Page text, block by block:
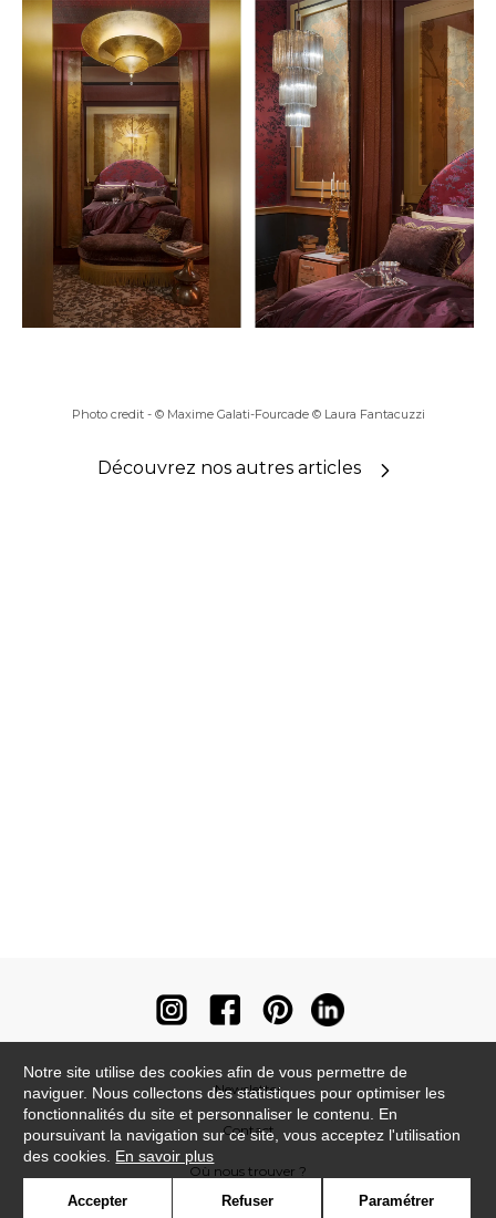
Photo credit - © Maxime Galati-Fourcade © Laura Fantacuzzi
Découvrez nos autres articles
Newsletter
Contact
Où nous trouver ?
Notre site utilise des cookies afin de vous permettre de
naviguer. Nous collectons des statistiques pour optimiser les
fonctionnalités du site et personnaliser le contenu. En
poursuivant la navigation sur ce site, vous acceptez l'utilisation
des cookies. En savoir plus
Accepter Refuser Paramétrer